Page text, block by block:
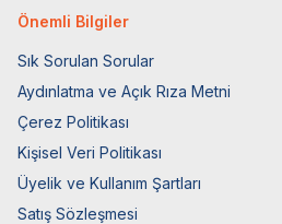
Önemli Bilgiler
Sık Sorulan Sorular
Aydınlatma ve Açık Rıza Metni
Çerez Politikası
Kişisel Veri Politikası
Üyelik ve Kullanım Şartları
Satış Sözleşmesi